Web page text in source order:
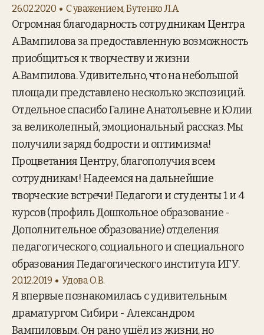
26.02.2020 С уважением, Бутенко Л.А.
Огромная благодарность сотрудникам Центра
А.Вампилова за предоставленную возможность
приобщиться к творчеству и жизни
А.Вампилова. Удивительно, что на небольшой
площади представлено несколько экспозиций.
Отдельное спасибо Галине Анатольевне и Юлии
за великолепный, эмоциональный рассказ. Мы
получили заряд бодрости и оптимизма!
Процветания Центру, благополучия всем
сотрудникам! Надеемся на дальнейшие
творческие встречи! Педагоги и студенты 1 и 4
курсов (профиль Дошкольное образование -
Дополнительное образование) отделения
педагогического, социального и специального
образования Педагогического института ИГУ.
20.12.2019 Удова О.В.
Я впервые познакомилась с удивительным
драматургом Сибири - Александром
Вампиловым. Он рано ушёл из жизни, но